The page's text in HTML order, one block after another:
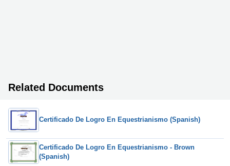
Related Documents
Certificado De Logro En Equestrianismo (Spanish)
Certificado De Logro En Equestrianismo - Brown
(Spanish)